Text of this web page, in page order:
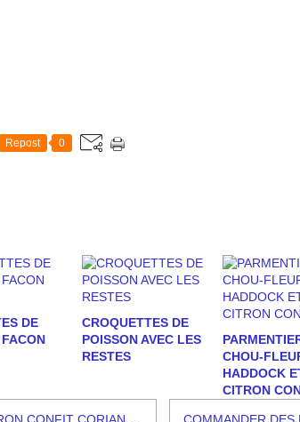
Repost 0
DE
CROQUETTES DE
POISSON AVEC LES
RESTES
CHOU-
HADDOCK
CITRON